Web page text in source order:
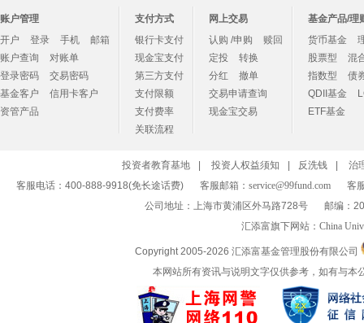
账户管理
开户
登录 手机
邮箱
账户查询
对账单
登录密码
交易密码
基金客户
信用卡客户
资管产品
支付方式
银行卡支付
现金宝支付
第三方支付
支付限额
支付费率
关联流程
网上交易
认购 /申购
赎回
定投
转换
分红
撤单
交易申请查询
现金宝交易
基金产品/理
货币基金
股票型
混
指数型
债
QDII基金
ETF基金
投资者教育基地 投资人权益须知 反洗钱
治
客服电话：400-888-9918(免长途话费)
客服邮箱： service@99fund.com
客
公司地址：上海市黄浦区外马路728号
邮编：
汇添富旗下网站： China
Copyright 2005-2026 汇添富基金管理股份有限公司
本网站所有资讯与说明文字仅供参考，如有与本